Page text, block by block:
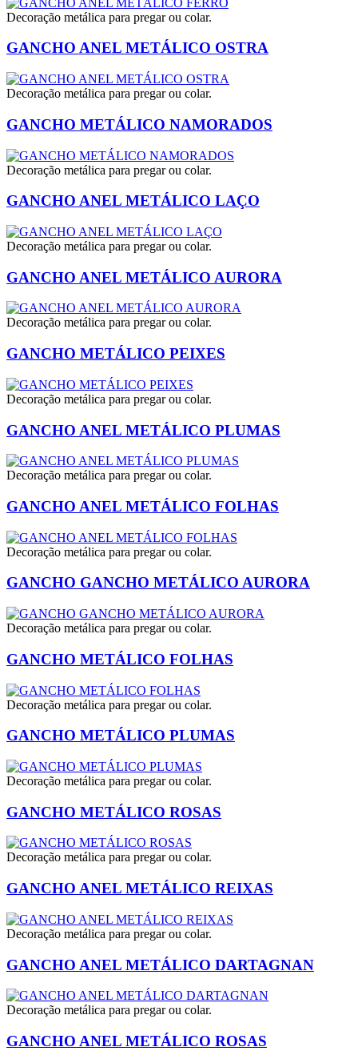
Decoração metálica para pregar ou colar.
GANCHO ANEL METÁLICO OSTRA
Decoração metálica para pregar ou colar.
GANCHO METÁLICO NAMORADOS
Decoração metálica para pregar ou colar.
GANCHO ANEL METÁLICO LAÇO
Decoração metálica para pregar ou colar.
GANCHO ANEL METÁLICO AURORA
Decoração metálica para pregar ou colar.
GANCHO METÁLICO PEIXES
Decoração metálica para pregar ou colar.
GANCHO ANEL METÁLICO PLUMAS
Decoração metálica para pregar ou colar.
GANCHO ANEL METÁLICO FOLHAS
Decoração metálica para pregar ou colar.
GANCHO GANCHO METÁLICO AURORA
Decoração metálica para pregar ou colar.
GANCHO METÁLICO FOLHAS
Decoração metálica para pregar ou colar.
GANCHO METÁLICO PLUMAS
Decoração metálica para pregar ou colar.
GANCHO METÁLICO ROSAS
Decoração metálica para pregar ou colar.
GANCHO ANEL METÁLICO REIXAS
Decoração metálica para pregar ou colar.
GANCHO ANEL METÁLICO DARTAGNAN
Decoração metálica para pregar ou colar.
GANCHO ANEL METÁLICO ROSAS